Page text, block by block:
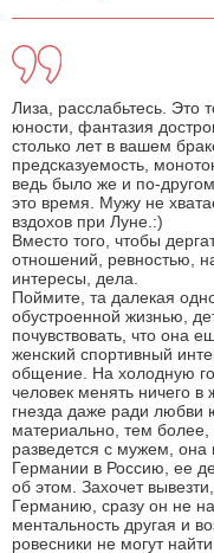
Лиза, расслабьтесь. Это
юности, фантазия
столько лет в вашем
предсказуемость,
ведь было же и по-
это время. Мужу не
вздохов при Луне.:)
Вместо того, чтобы
отношений, ревностью,
интересы, дела.
Поймите, та далекая
обустроенной жизнью,
почувствовать, что она
женский спортивный
общение. На холодную
человек менять ничего в
гнезда даже ради любви
материально, тем
разведется с мужем, она
Германии в Россию, ее
об этом. Захочет
Германию, сразу он не
ментальность другая и
ровесники не могут